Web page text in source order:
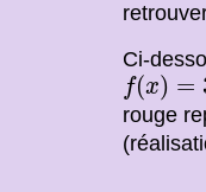
Ci-
f(x) =
f(x )=3x
rouge